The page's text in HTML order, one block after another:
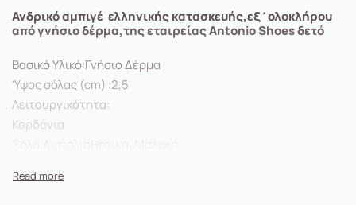
Ανδρικό αμπιγέ ελληνικής κατασκευής,εξ΄ολοκλήρου
από γνήσιο δέρμα,της εταιρείας Antonio Shoes δετό
Βασικό Υλικό:Γνήσιο Δέρμα
Ύψος σόλας (cm) :2,5
Λειτουργικότητα:
Κορδόνια